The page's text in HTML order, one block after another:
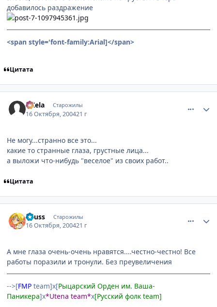
добавилось раздражение
<span style='font-family:Arial]</span>
Цитата
AKela Старожилы
16 Октября, 200421 г
Не могу...странно все это...
какие то странные глаза, грустные лица...
а выложи что-нибудь "веселое" из своих работ..
Цитата
Reuss Старожилы
16 Октября, 200421 г
А мне глаза очень-очень нравятся....честно-честно! Все
работы поразили и тронули. Без преувеличения
-->[FMP team]х[Рыцарский Орден им. Ваша-
Паникера]х*Utena team*х[Русский фолк team]